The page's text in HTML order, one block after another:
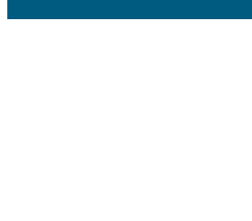
Four &More GmbH